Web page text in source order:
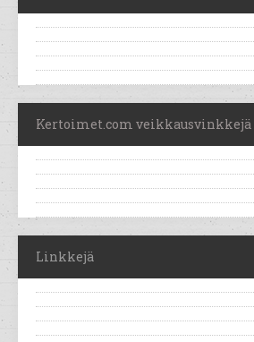
Kertoimet.com veikkausvinkkejä
Linkkejä